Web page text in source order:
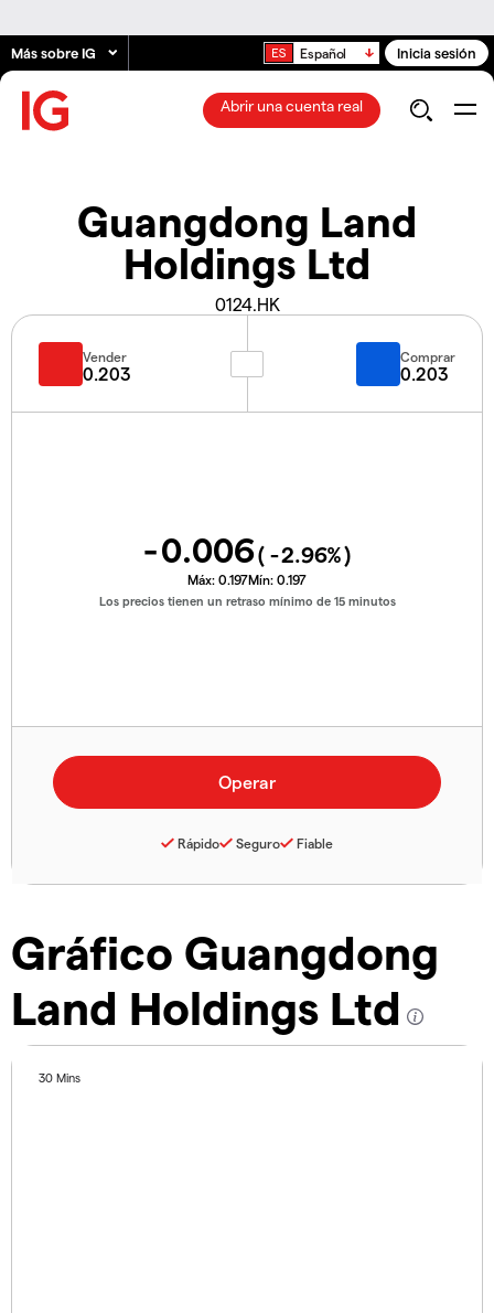
Más sobre IG Español Inicia sesión
Abrir una cuenta real
Guangdong Land
Holdings Ltd
0124.HK
Gráfico Guangdong
Land Holdings Ltd
30 Mins
Vender
0.203
Comprar
0.203
-0.006( -2.96%)
Máx: 0.197Mín: 0.197
Los precios tienen un retraso mínimo de 15 minutos
Rápido Seguro Fiable